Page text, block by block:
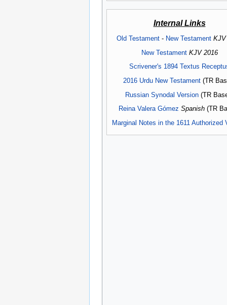
Internal Links
Old Testament - New Testament KJV
New Testament KJV 2016
Scrivener's 1894 Textus
2016 Urdu New Testament(TR
Russian Synodal Version(TR
Reina Valera Gómez Spanish (TR
Marginal Notes in the 1611 Authorized